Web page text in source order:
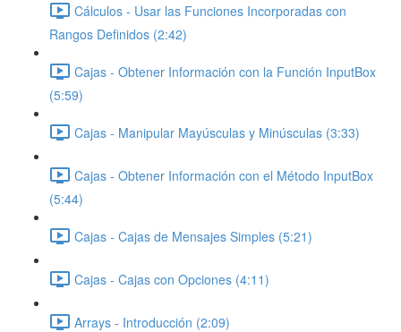
Cálculos - Usar las Funciones Incorporadas con
Rangos Definidos (2:42)
Cajas - Obtener Información con la Función InputBox
(5:59)
Cajas - Manipular Mayúsculas y Minúsculas (3:33)
Cajas - Obtener Información con el Método InputBox
(5:44)
Cajas - Cajas de Mensajes Simples (5:21)
Cajas - Cajas con Opciones (4:11)
Arrays - Introducción (2:09)